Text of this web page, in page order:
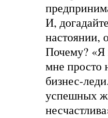
И,
настоянии,
Почему? «Я
мне просто
бизнес-
успешных